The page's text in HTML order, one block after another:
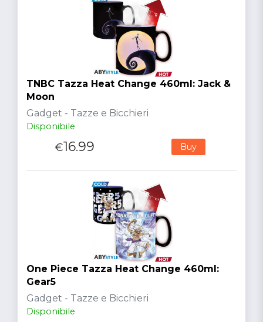
TNBC Tazza Heat Change 460ml: Jack &
Moon
Gadget - Tazze e Bicchieri
Disponibile
€16.99 Buy
One Piece Tazza Heat Change 460ml:
Gear5
Gadget - Tazze e Bicchieri
Disponibile